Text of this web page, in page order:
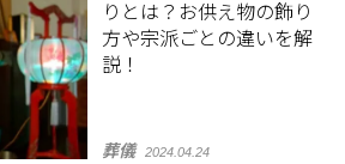
りとは？お供え物の飾り
方や宗派ごとの違いを解
説！
葬儀 2024.04.24